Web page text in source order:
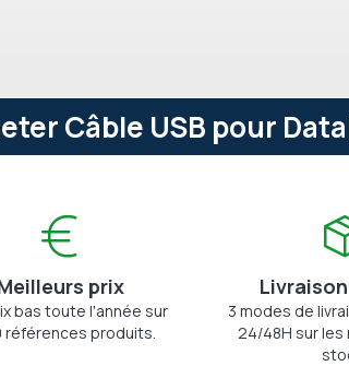
Câble USB pour
prix
bas toute l'année sur
références produits.
3 modes de
24/48H sur